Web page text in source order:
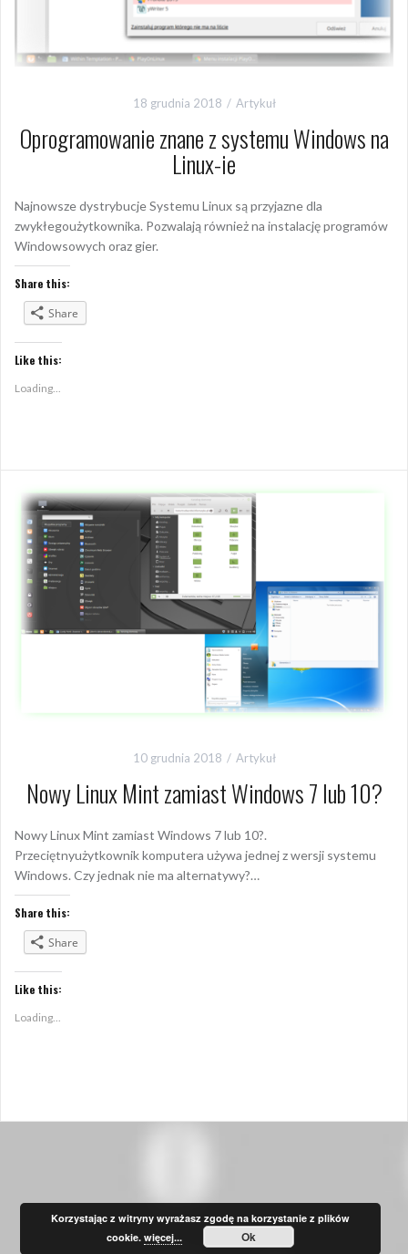
18 grudnia 2018 Artykuł
Oprogramowanie znane z systemu Windows na
Linux-ie
Najnowsze dystrybucje Systemu Linux są przyjazne dla
zwykłegoużytkownika. Pozwalają również na instalację programów
Windowsowych oraz gier.
Share this:
Share
Like this:
Loading...
10 grudnia 2018 Artykuł
Nowy Linux Mint zamiast Windows 7 lub 10?
Nowy Linux Mint zamiast Windows 7 lub 10?.
Przeciętnyużytkownik komputera używa jednej z wersji systemu
Windows. Czy jednak nie ma alternatywy?…
Share this:
Share
Like this:
Loading...
Korzystając z witryny wyrażasz zgodę na korzystanie z plików
cookie.więcej... Ok